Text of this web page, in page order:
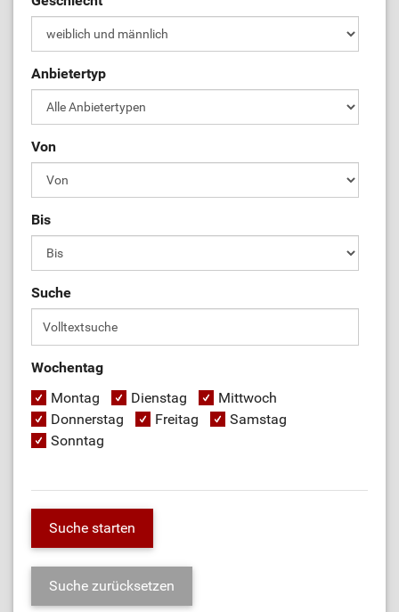
Anbietertyp
Von
Bis
Suche
Wochentag
Montag
Dienstag
Mittwoch
Donnerstag
Freitag
Samstag
Sonntag